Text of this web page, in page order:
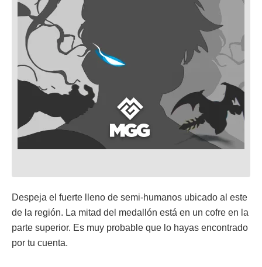
Despeja el fuerte lleno de semi-humanos ubicado al este
de la región. La mitad del medallón está en un cofre en la
parte superior. Es muy probable que lo hayas encontrado
por tu cuenta.